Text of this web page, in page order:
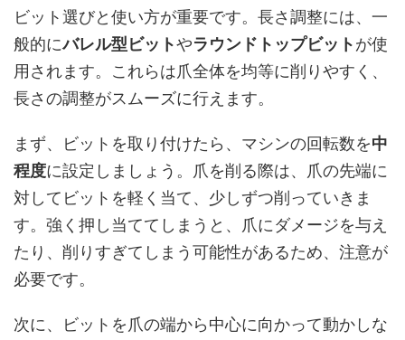
ビット選びと使い方が重要です。長さ調整には、一
般的にバレル型ビットやラウンドトップビットが使
用されます。これらは爪全体を均等に削りやすく、
長さの調整がスムーズに行えます。
まず、ビットを取り付けたら、マシンの回転数を中
程度に設定しましょう。爪を削る際は、爪の先端に
対してビットを軽く当て、少しずつ削っていきま
す。強く押し当ててしまうと、爪にダメージを与え
たり、削りすぎてしまう可能性があるため、注意が
必要です。
次に、ビットを爪の端から中心に向かって動かしな